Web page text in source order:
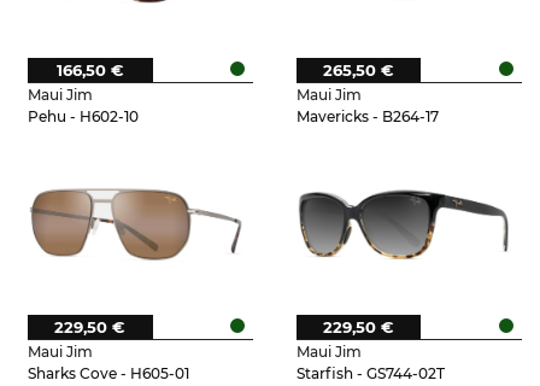
Maui Jim
Pehu - H602-10
166,50 €
Maui Jim
Mavericks - B264-17
265,50 €
Maui Jim
Sharks Cove - H605-01
229,50 €
Maui Jim
Starfish - GS744-02T
229,50 €